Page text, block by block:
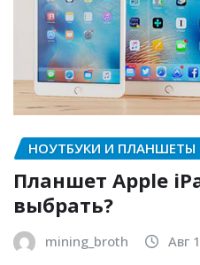
НОУТБУКИ И ПЛАНШЕТЫ
Планшет Apple
выбрать?
mining_broth Авг